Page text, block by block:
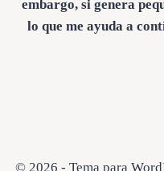
embargo, si genera
lo que me ayuda a
© 2026 - Tema para